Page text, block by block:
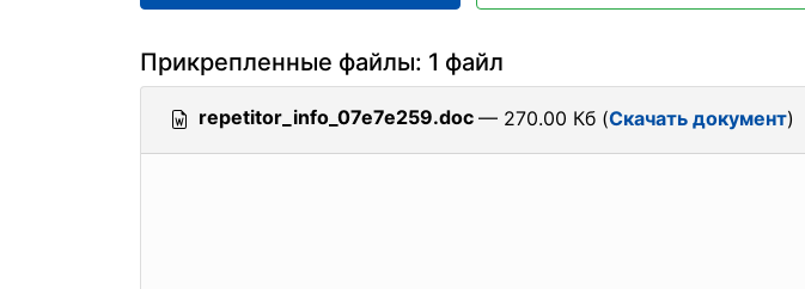
Прикрепленные файлы: 1 файл
repetitor_info_07e7e259.doc — 270.00 Кб (Скачать документ)